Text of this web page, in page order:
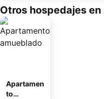
Otros hospedajes
Apartamen
to